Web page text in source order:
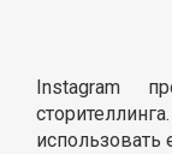
Instagram
использовать